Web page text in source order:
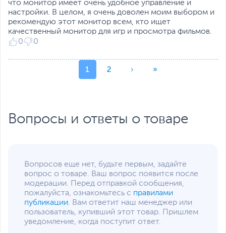
что монитор имеет очень удобное управление и
настройки. В целом, я очень доволен моим выбором и
рекомендую этот монитор всем, кто ищет
качественный монитор для игр и просмотра фильмов.
0
0
1 2 › »
Вопросы и ответы о товаре
Вопросов еще нет, будьте первым, задайте
вопрос о товаре. Ваш вопрос появится после
модерации. Перед отправкой сообщения,
пожалуйста, ознакомьтесь с правилами
публикации. Вам ответит наш менеджер или
пользователь, купивший этот товар. Пришлем
уведомление, когда поступит ответ.